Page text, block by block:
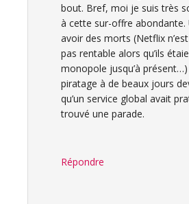
bout. Bref, moi je suis très
à cette sur-offre abondante.
avoir des morts (Netflix
pas rentable alors qu’ils
monopole jusqu’à
piratage à de beaux jours
qu’un service global avait
trouvé une parade.
Répondre